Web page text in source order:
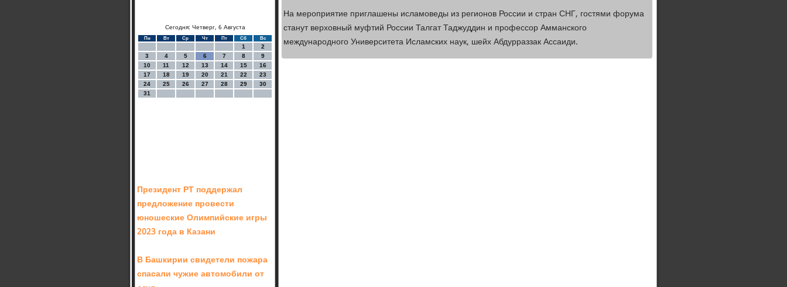
Сегодня: Четверг, 6 Августа
Пн Вт Ср Чт Пт Сб Вс
1
2
3
4 5 6 7 8
9
10
11 12 13 14 15
16
17
18 19 20 21 22
23
24
25 26 27 28 29
30
31
Президент РТ поддержал
предложение провести
юношеские Олимпийские игры
2023 года в Казани
В Башкирии свидетели пожара
спасали чужие автомобили от
На мероприятие приглашены исламоведы из регионов России и стран СНГ, гостями форума
станут верховный муфтий России Талгат Таджуддин и профессор Амманского
международного Университета Исламских наук, шейх Абдурраззак Ассаиди.